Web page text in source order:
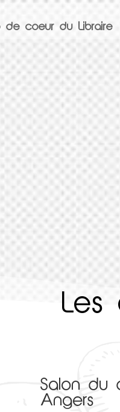
de coeur du Libraire
Les
Salon du
Angers